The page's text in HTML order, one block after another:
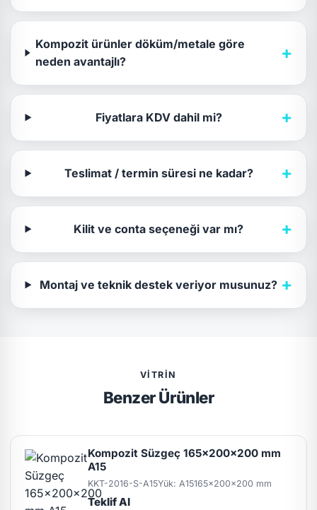
Kompozit ürünler döküm/metale göre
neden avantajlı?
+
Fiyatlara KDV dahil mi? +
Teslimat / termin süresi ne kadar? +
Kilit ve conta seçeneği var mı? +
Montaj ve teknik destek veriyor musunuz? +
VITRIN
Benzer Ürünler
Kompozit Süzgeç 165x200x200 mm
A15
KKT-2016-S-A15Yük: A15165x200x200 mm
Teklif Al